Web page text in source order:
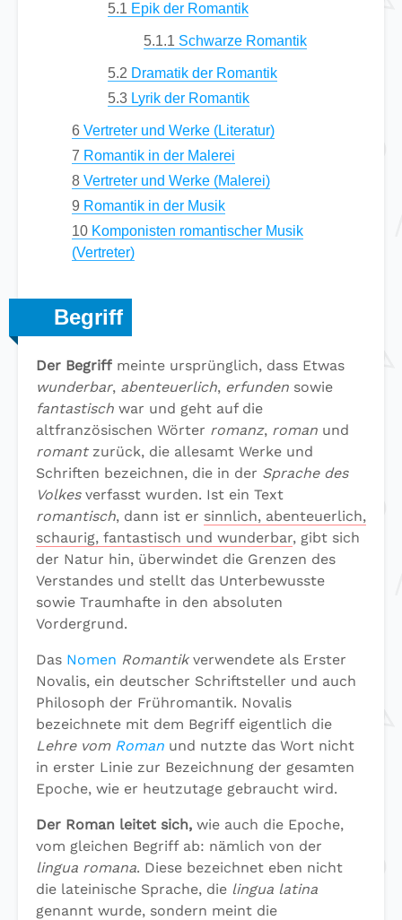
5.1 Epik der Romantik
5.1.1 Schwarze Romantik
5.2 Dramatik der Romantik
5.3 Lyrik der Romantik
6 Vertreter und Werke (Literatur)
7 Romantik in der Malerei
8 Vertreter und Werke (Malerei)
9 Romantik in der Musik
10 Komponisten romantischer Musik
(Vertreter)
Begriff
Der Begriff meinte ursprünglich, dass Etwas
wunderbar, abenteuerlich, erfunden sowie
fantastisch war und geht auf die
altfranzösischen Wörter romanz, roman und
romantzurück, die allesamt Werke und
Schriften bezeichnen, die in der Sprache des
Volkesverfasst wurden. Ist ein Text
romantisch, dann ist er sinnlich, abenteuerlich,
schaurig, fantastisch und wunderbar, gibt sich
der Natur hin, überwindet die Grenzen des
Verstandes und stellt das Unterbewusste
sowie Traumhafte in den absoluten
Vordergrund.
Das Nomen Romantikverwendete als Erster
Novalis, ein deutscher Schriftsteller und auch
Philosoph der Frühromantik. Novalis
bezeichnete mit dem Begriff eigentlich die
Lehre vom Roman und nutzte das Wort nicht
in erster Linie zur Bezeichnung der gesamten
Epoche, wie er heutzutage gebraucht wird.
Der Roman leitet sich, wie auch die Epoche,
vom gleichen Begriff ab: nämlich von der
lingua romana. Diese bezeichnet eben nicht
die lateinische Sprache, die lingua latina
genannt wurde, sondern meint die